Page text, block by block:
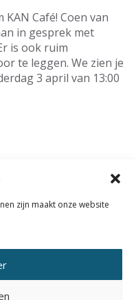
zijn maakt onze website
Café! Coen van
in gesprek met
is ook ruim
te leggen. We zien je
3 april van 13:00
volgen?
nieuwsbrief KAN